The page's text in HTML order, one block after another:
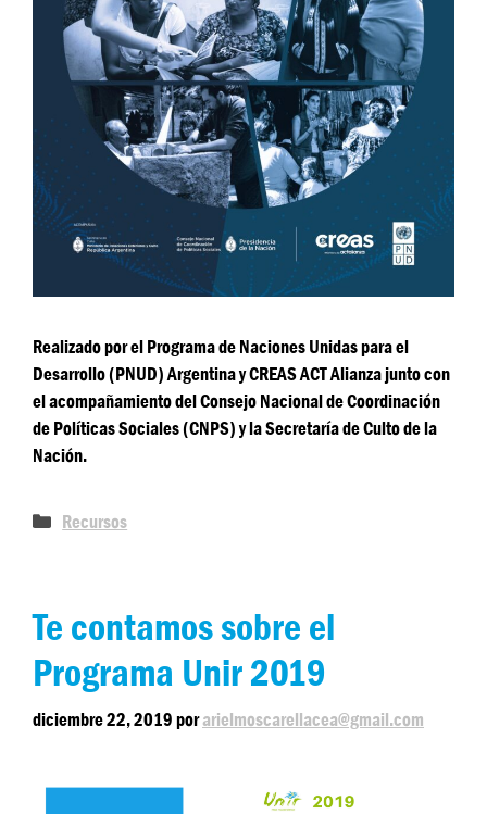
Realizado por el Programa de Naciones Unidas para el
Desarrollo (PNUD) Argentina y CREAS ACT Alianza junto con
el acompañamiento del Consejo Nacional de Coordinación
de Políticas Sociales (CNPS) y la Secretaría de Culto de la
Nación.
Recursos
Te contamos sobre el
Programa Unir 2019
diciembre 22, 2019porarielmoscarellacea@gmail.com